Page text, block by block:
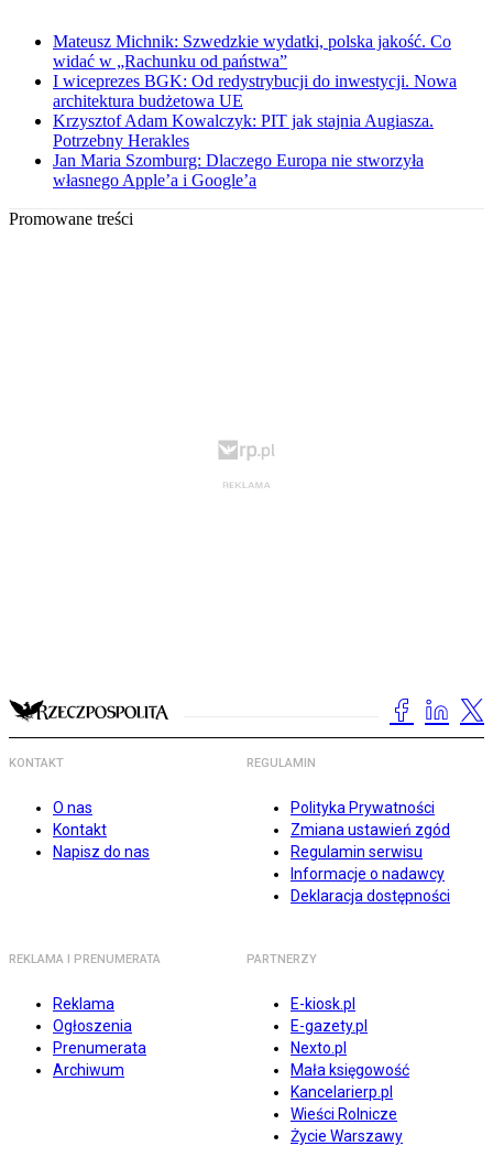
Mateusz Michnik: Szwedzkie wydatki, polska jakość. Co
widać w „Rachunku od państwa”
I wiceprezes BGK: Od redystrybucji do inwestycji. Nowa
architektura budżetowa UE
Krzysztof Adam Kowalczyk: PIT jak stajnia Augiasza.
Potrzebny Herakles
Jan Maria Szomburg: Dlaczego Europa nie stworzyła
własnego Apple’a i Google’a
Promowane treści
KONTAKT
O nas
Kontakt
Napisz do nas
REGULAMIN
Polityka Prywatności
Zmiana ustawień zgód
Regulamin serwisu
Informacje o nadawcy
Deklaracja dostępności
REKLAMA I PRENUMERATA
Reklama
Ogłoszenia
Prenumerata
Archiwum
PARTNERZY
E-kiosk.pl
E-gazety.pl
Nexto.pl
Mała księgowość
Kancelarierp.pl
Wieści Rolnicze
Życie Warszawy